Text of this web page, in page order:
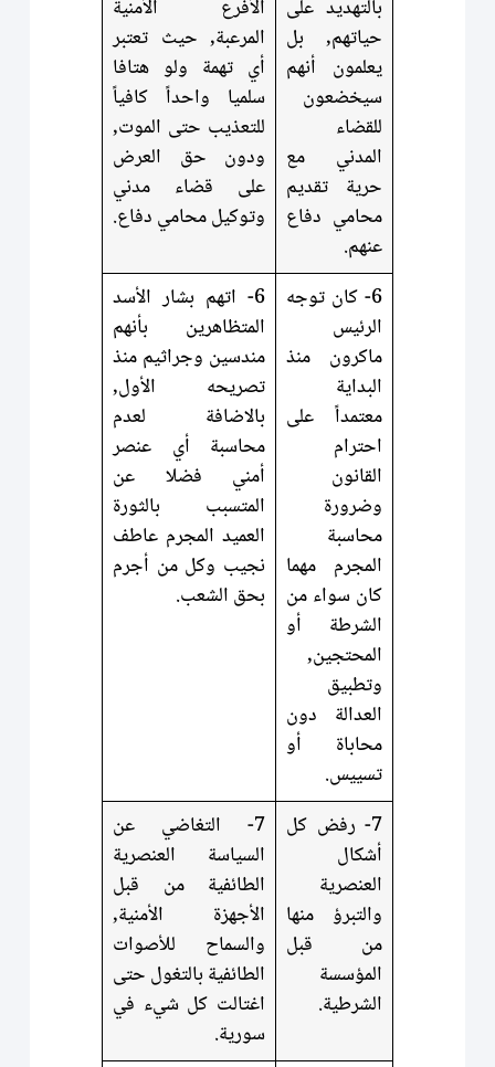
بالتهديد على
حياتهم, بل
يعلمون أنهم
سيخضعون
للقضاء
المدني مع
حرية تقديم
محامي دفاع
عنهم.
الأفرع الأمنية
المرعبة, حيث تعتبر
أي تهمة ولو هتافا
سلميا واحداً كافياً
للتعذيب حتى الموت,
ودون حق العرض
على قضاء مدني
وتوكيل محامي دفاع.
6- كان توجه
الرئيس
ماكرون منذ
البداية
معتمداً على
احترام
القانون
وضرورة
محاسبة
المجرم مهما
كان سواء من
الشرطة أو
المحتجين,
وتطبيق
العدالة دون
محاباة أو
تسييس.
6- اتهم بشار الأسد
المتظاهرين بأنهم
مندسين وجراثيم منذ
تصريحه الأول,
بالاضافة لعدم
محاسبة أي عنصر
أمني فضلا عن
المتسبب بالثورة
العميد المجرم عاطف
نجيب وكل من أجرم
بحق الشعب.
7- رفض كل
أشكال
العنصرية
والتبرؤ منها
من قبل
المؤسسة
الشرطية.
7- التغاضي عن
السياسة العنصرية
الطائفية من قبل
الأجهزة الأمنية,
والسماح للأصوات
الطائفية بالتغول حتى
اغتالت كل شيء في
سورية.